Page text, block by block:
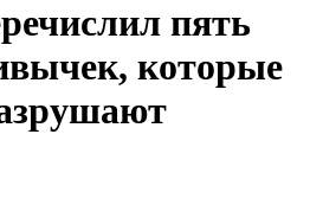
пять
которые